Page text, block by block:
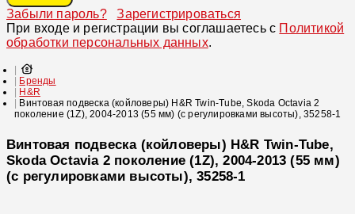
Забыли пароль?
Зарегистрироваться
При входе и регистрации вы соглашаетесь с Политикой
обработки персональных данных.
Бренды
H&R
Винтовая подвеска (койловеры) H&R Twin-Tube, Skoda Octavia 2
поколение (1Z), 2004-2013 (55 мм) (с регулировками высоты), 35258-1
Винтовая подвеска (койловеры) H&R Twin-Tube,
Skoda Octavia 2 поколение (1Z), 2004-2013 (55 мм)
(с регулировками высоты), 35258-1